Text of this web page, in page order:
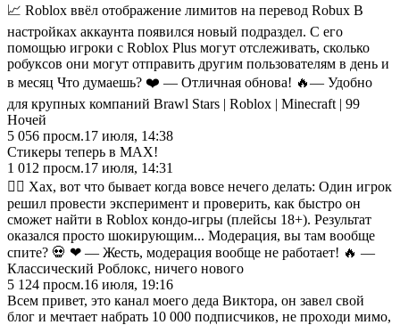
📈 Roblox ввёл отображение лимитов на перевод Robux В
настройках аккаунта появился новый подраздел. С его
помощью игроки с Roblox Plus могут отслеживать, сколько
робуксов они могут отправить другим пользователям в день и
в месяц Что думаешь? ❤️ — Отличная обнова! 🔥— Удобно
для крупных компаний Brawl Stars | Roblox | Minecraft | 99
Ночей
5 056 просм.17 июля, 14:38
Стикеры теперь в MAX!
1 012 просм.17 июля, 14:31
🤦‍♂️ Хах, вот что бывает когда вовсе нечего делать: Один игрок
решил провести эксперимент и проверить, как быстро он
сможет найти в Roblox кондо-игры (плейсы 18+). Результат
оказался просто шокирующим... Модерация, вы там вообще
спите? 💀 ❤ — Жесть, модерация вообще не работает! 🔥 —
Классический Роблокс, ничего нового
5 124 просм.16 июля, 19:16
Всем привет, это канал моего деда Виктора, он завел свой
блог и мечтает набрать 10 000 подписчиков, не проходи мимо,